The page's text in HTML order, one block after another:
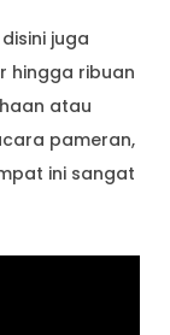
juga
hingga ribuan
atau
pameran,
ini sangat